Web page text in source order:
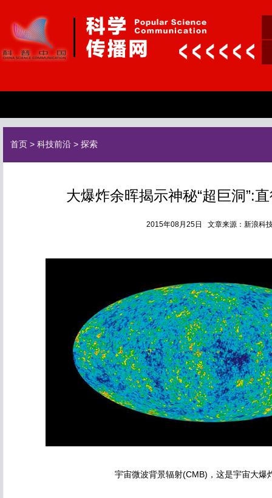
首页 > 科技前沿 > 探索
大爆炸余晖揭示神秘“超巨洞”:
2015年08月25日 文章来源：新浪科
宇宙微波背景辐射(CMB)，这是宇宙大爆